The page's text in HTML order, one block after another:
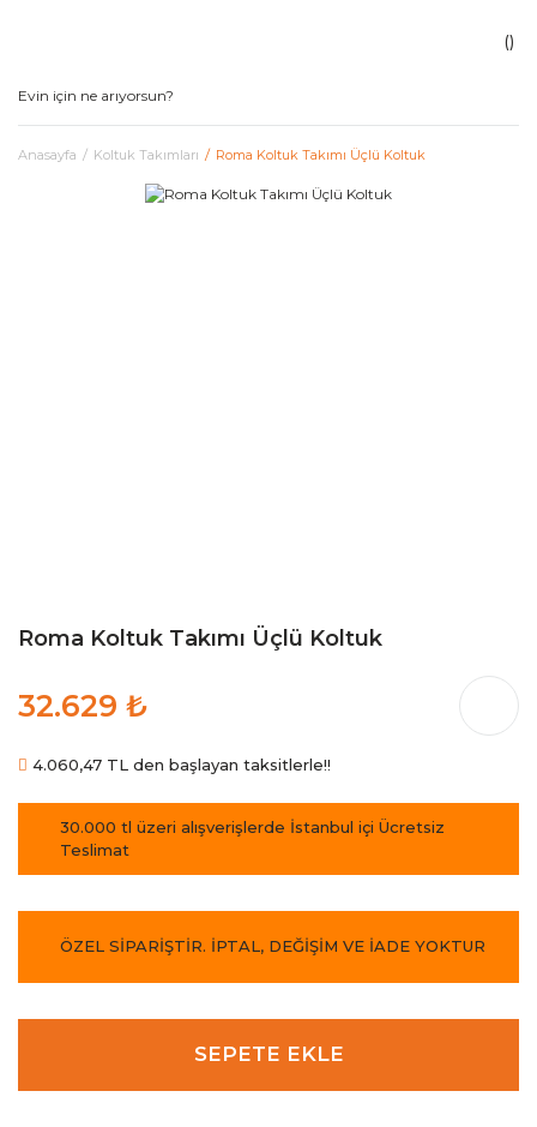
Anasayfa Koltuk Takımları Roma Koltuk Takımı Üçlü Koltuk
Roma Koltuk Takımı Üçlü Koltuk
32.629 ₺
4.060,47 TL den başlayan taksitlerle!!
30.000 tl üzeri alışverişlerde İstanbul içi Ücretsiz
Teslimat
ÖZEL SİPARİŞTİR. İPTAL, DEĞİŞİM VE İADE YOKTUR
SEPETE EKLE